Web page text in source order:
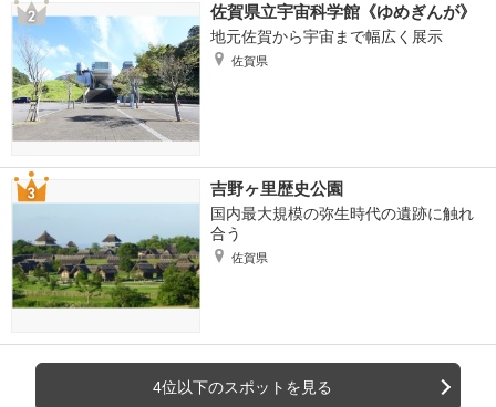
佐賀県立宇宙科学館《ゆめぎんが》
地元佐賀から宇宙まで幅広く展示
佐賀県
吉野ヶ里歴史公園
国内最大規模の弥生時代の遺跡に触れ
合う
佐賀県
4位以下のスポットを見る